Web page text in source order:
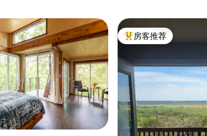
共 204 条评价
热门「房客推荐」
房客推荐